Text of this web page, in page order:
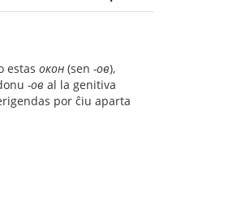
estas окон (sen -ов),
-ов al la genitiva
por ĉiu aparta